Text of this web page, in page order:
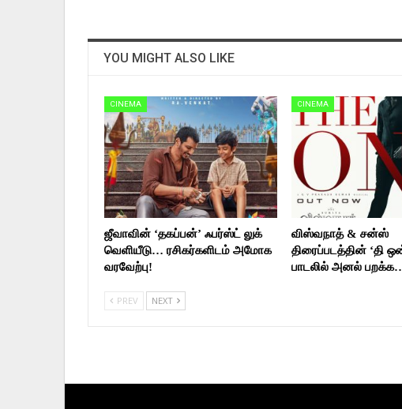
YOU MIGHT ALSO LIKE
CINEMA
ஜீவாவின் ‘தகப்பன்’ ஃபர்ஸ்ட் லுக்
வெளியீடு… ரசிகர்களிடம் அமோக
வரவேற்பு!
CINEMA
விஸ்வநாத் & சன்ஸ்
திரைப்படத்தின் ‘தி
பாடலில் அனல்
PREV NEXT